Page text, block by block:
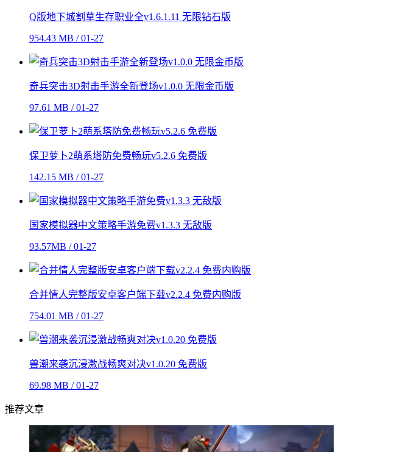
Q版地下城割草生存职业全v1.6.1.11 无限钻石版
954.43 MB / 01-27
奇兵突击3D射击手游全新登场v1.0.0 无限金币版
97.61 MB / 01-27
保卫萝卜2萌系塔防免费畅玩v5.2.6 免费版
142.15 MB / 01-27
国家模拟器中文策略手游免费v1.3.3 无敌版
93.57MB / 01-27
合并情人完整版安卓客户端下载v2.2.4 免费内购版
754.01 MB / 01-27
兽潮来袭沉浸激战畅爽对决v1.0.20 免费版
69.98 MB / 01-27
推荐文章